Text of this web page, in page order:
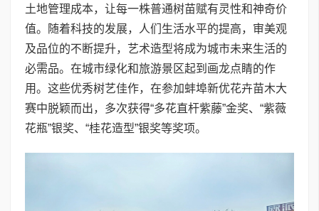
土地管理成本，让每一株普通树苗赋有灵性和神奇价
值。随着科技的发展，人们生活水平的提高，审美观
及品位的不断提升，艺术造型将成为城市未来生活的
必需品。在城市绿化和旅游景区起到画龙点睛的作
用。这些优秀树艺佳作，在参加蚌埠新优花卉苗木大
赛中脱颖而出，多次获得“多花直杆紫藤”金奖、“紫薇
花瓶”银奖、“桂花造型”银奖等奖项。